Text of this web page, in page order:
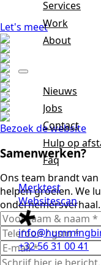
Let's meet
Bezoek de website
Samenwerken?
Ons team brandt
helpen groeien. We
ondernemersverhaal.
Services
Work
About
Nieuws
Jobs
Contact
Hulp op
Faq
Merktest
Websitescan
+32 56 31 00 41